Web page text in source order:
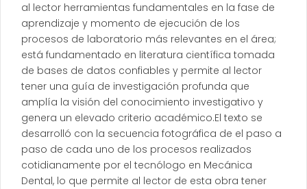
al lector herramientas fundamentales en la fase de
aprendizaje y momento de ejecución de los
procesos de laboratorio más relevantes en el área;
está fundamentado en literatura científica tomada
de bases de datos confiables y permite al lector
tener una guía de investigación profunda que
amplía la visión del conocimiento investigativo y
genera un elevado criterio académico.El texto se
desarrolló con la secuencia fotográfica de el paso a
paso de cada uno de los procesos realizados
cotidianamente por el tecnólogo en Mecánica
Dental, lo que permite al lector de esta obra tener